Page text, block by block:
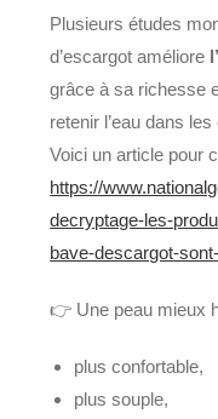
Plusieurs études
d’escargot améliore
grâce à sa richesse
retenir l’eau dans
Voici un article pour
https://
decryptage-les-
bave-descargot-
👉 Une peau mieux
plus confortable,
plus souple,